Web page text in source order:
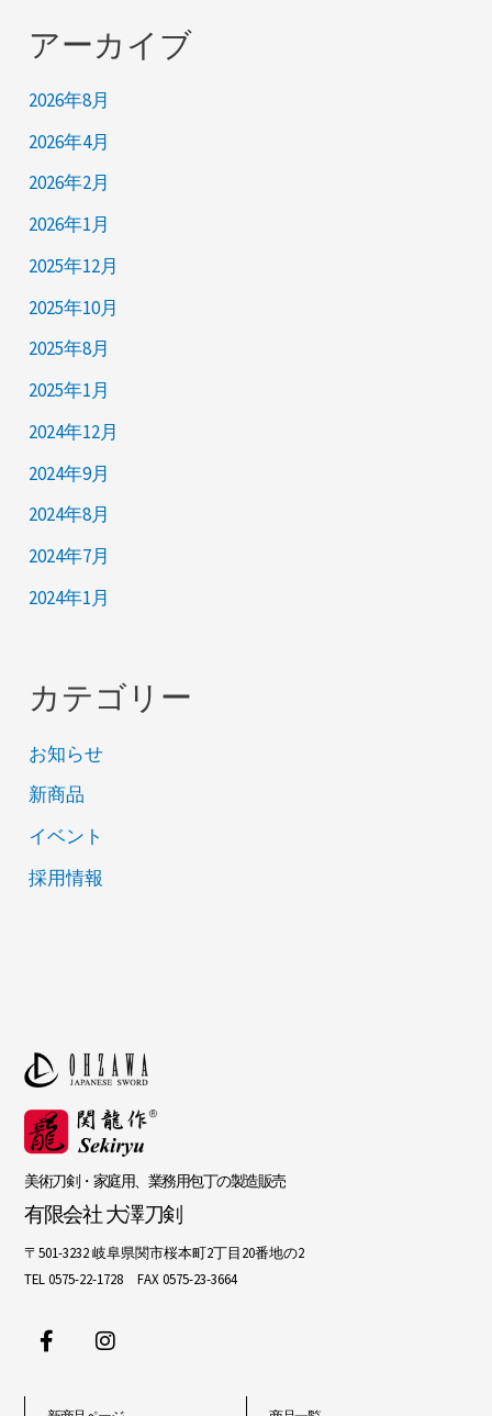
アーカイブ
2026年8月
2026年4月
2026年2月
2026年1月
2025年12月
2025年10月
2025年8月
2025年1月
2024年12月
2024年9月
2024年8月
2024年7月
2024年1月
カテゴリー
お知らせ
新商品
イベント
採用情報
美術刀剣・家庭用、業務用包丁の製造販売
有限会社 大澤刀剣
〒501-3232 岐阜県関市桜本町2丁目20番地の2
TEL 0575-22-1728 FAX 0575-23-3664